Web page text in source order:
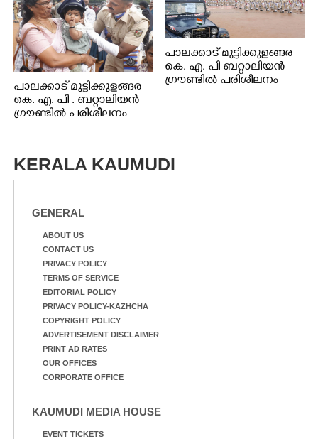
പാലക്കാട് മുട്ടിക്കുളങ്ങര
കെ. എ. പി . ബറ്റാലിയൻ
ഗ്രൗണ്ടിൽ പരിശീലനം
പാലക്കാട് മുട്ടിക്കുളങ്ങര
കെ. എ. പി ബറ്റാലിയൻ
ഗ്രൗണ്ടിൽ പരിശീലനം
KERALA KAUMUDI
GENERAL
ABOUT US
CONTACT US
PRIVACY POLICY
TERMS OF SERVICE
EDITORIAL POLICY
PRIVACY POLICY-KAZHCHA
COPYRIGHT POLICY
ADVERTISEMENT DISCLAIMER
PRINT AD RATES
OUR OFFICES
CORPORATE OFFICE
KAUMUDI MEDIA HOUSE
EVENT TICKETS